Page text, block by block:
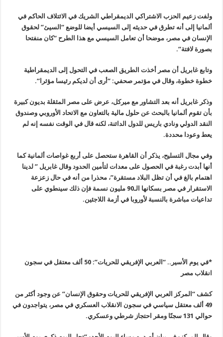
ولفت زعيم الحزب الاشتراكي الديمقراطي الشريك في الائتلاف الحاكم في
ألمانيا إلى أنه تطرق في حديثه إلى السيسي أيضا للوضع“ السيئ” لحقوق
الإنسان في مصر، موضحا أن تعامل السيسي مع هذا الطرح “كان منفتحا
بصورة لافتة“.
وتابع غابريل أن مصر أخذت الطريق الصعب في التحول إلى الديمقراطية
خطوة خطوة، وقال في مؤتمر صحفي: “أرى أن لديكم رئيسا مؤثرا“.
وذكر غابريل أنه بعد التشاور مع ميركل، عرض على مصر المثقلة بديون كبيرة
بأن تقوم ألمانيا بالبحث عن حلول مالية بالتعاون مع الاتحاد الأوروبي وصندوق
النقد الدولي ونادي باريس للدول الدائنة، لكنه قال في الوقت نفسه إنه لم
يعط وعودا محددة.
وفي مجال التسليح، يذكر أن القاهرة ستحصل على أربع غواصات ألمانية كما
أنها أبدت رغبة في الحصول على معدات لتأمين الحدود وقال غابريل”لدينا
اهتمام بالغ في أن تظل البلاد مستقرة”، محذرا من أنه في حال زعزعة
الاستقرار في مصر بسكانها الـ90 مليون نسمة فإن ذلك سينطوي على
تداعيات مباشرة بالنسبة لأوروبا في أزمة اللاجئين.
*في يوم الأسير.. “العربي الإفريقي للحريات”: 50 ألف معتقل في سجون
انقلاب مصر
كشف “المركز العربي الإفريقي للحريات وحقوق الإنسان” عن وجود أكثر من
49 ألف معتقل سياسي في سجون الانقلاب العسكري في مصر، يتواجدون في
حوالي 131 سجنًا ومقر احتجاز شرطي وعسكري
.